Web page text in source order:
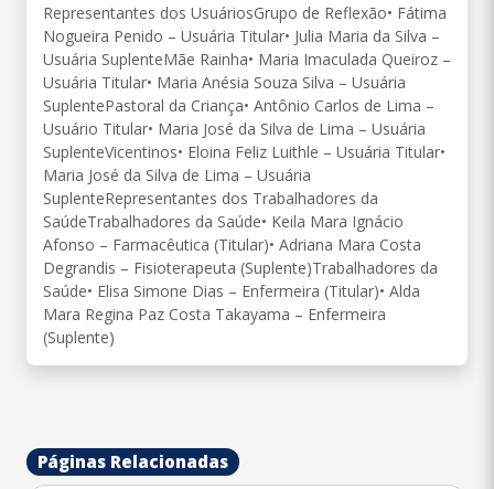
Representantes dos UsuáriosGrupo de Reflexão• Fátima
Nogueira Penido – Usuária Titular• Julia Maria da Silva –
Usuária SuplenteMãe Rainha• Maria Imaculada Queiroz –
Usuária Titular• Maria Anésia Souza Silva – Usuária
SuplentePastoral da Criança• Antônio Carlos de Lima –
Usuário Titular• Maria José da Silva de Lima – Usuária
SuplenteVicentinos• Eloina Feliz Luithle – Usuária Titular•
Maria José da Silva de Lima – Usuária
SuplenteRepresentantes dos Trabalhadores da
SaúdeTrabalhadores da Saúde• Keila Mara Ignácio
Afonso – Farmacêutica (Titular)• Adriana Mara Costa
Degrandis – Fisioterapeuta (Suplente)Trabalhadores da
Saúde• Elisa Simone Dias – Enfermeira (Titular)• Alda
Mara Regina Paz Costa Takayama – Enfermeira
(Suplente)
Páginas Relacionadas